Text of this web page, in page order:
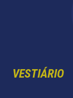
VESTIÁRIO